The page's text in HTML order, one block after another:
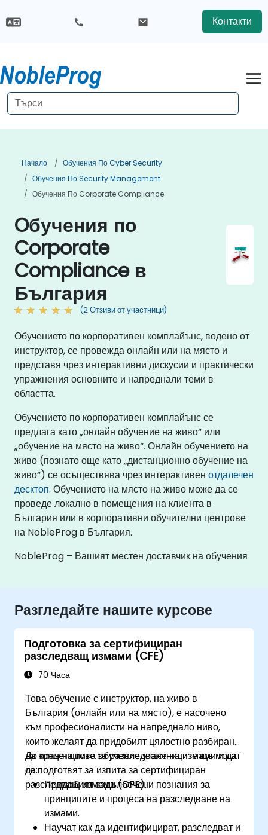
Контакти
Начало
Обучения По Cyber Security
Обучения По Security Management
Обучения По Corporate Compliance
Oбучения по
Corporate
Compliance в
България
(2 Отзиви от участници)
Обучението по корпоративен комплайънс, водено от
инструктор, се провежда онлайн или на място и
представя чрез интерактивни дискусии и практически
упражнения основните и напреднали теми в
областта.
Обучението по корпоративен комплайънс се
предлага като „онлайн обучение на живо“ или
„обучение на място на живо“. Онлайн обучението на
живо (познато още като „дистанционно обучение на
живо“) се осъществява чрез интерактивен отдалечен
десктоп. Обучението на място на живо може да се
проведе локално в помещения на клиента в
България или в корпоративни обучителни центрове
на NobleProg в България.
NobleProg – Вашият местен доставчик на обучения
Разгледайте нашите курсове
Подготовка за сертифициран
разследващ измами (CFE)
70 Часа
Това обучение с инструктор, на живо в
България (онлайн или на място), е насочено
към професионалисти на напреднало ниво,
които желаят да придобият цялостно разбиране
на концепциите за разследване на измами и да
се подготвят за изпита за сертифициран
разследващ измами (CFE).
До края на това обучение участниците ще могат
да:
Придобият задълбочени познания за
принципите и процеса на разследване на
измами.
Научат как да идентифицират, разследват и